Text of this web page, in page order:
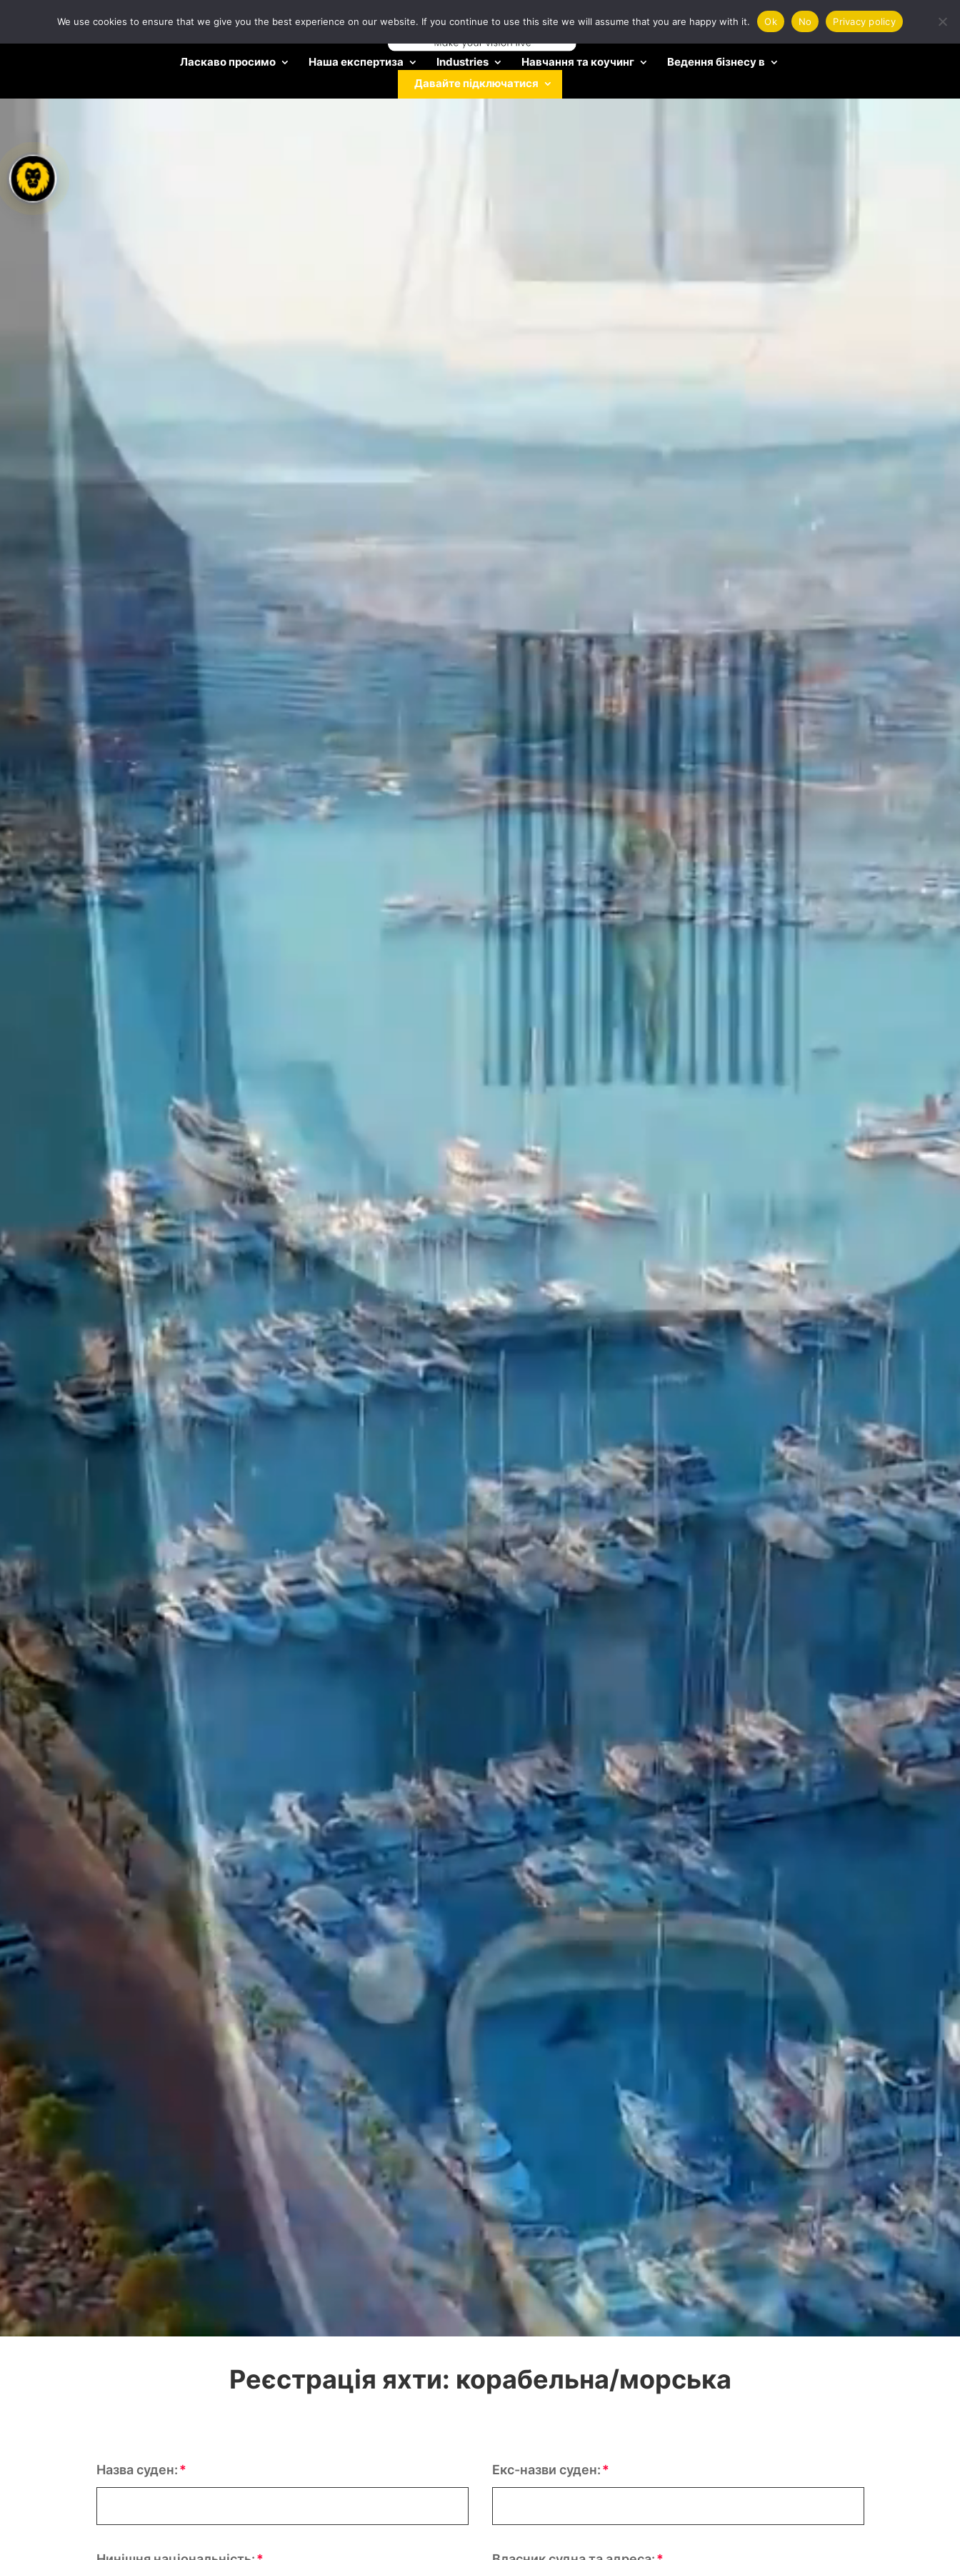
Ласкаво просимо Наша експертиза Industries Навчання та коучинг
Ведення бізнесу в
Давайте підключатися
Реєстрація яхти: корабельна/морська
Назва суден: Екс-назви суден:
We use cookies to ensure that we give you the best experience on our website. If you continue to use this site we will assume that you are happy with it. Ok No Privacy policy